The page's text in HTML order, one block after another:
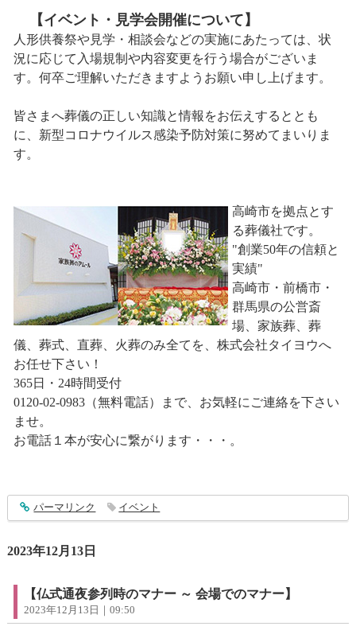
【イベント・見学会開催について】
人形供養祭や見学・相談会などの実施にあたっては、状
況に応じて入場規制や内容変更を行う場合がございま
す。何卒ご理解いただきますようお願い申し上げます。
皆さまへ葬儀の正しい知識と情報をお伝えするととも
に、新型コロナウイルス感染予防対策に努めてまいりま
す。
高崎市を拠点とす
る葬儀社です。
"創業50年の信頼と
実績"
高崎市・前橋市・
群馬県の公営斎
場、家族葬、葬
儀、葬式、直葬、火葬のみ全てを、株式会社タイヨウへ
お任せ下さい！
365日・24時間受付
0120-02-0983（無料電話）まで、お気軽にご連絡を下さい
ませ。
お電話１本が安心に繋がります・・・。
entry4178
パーマリンク イベント
2023年12月13日
【仏式通夜参列時のマナー ～ 会場でのマナー】
2023年12月13日｜09:50